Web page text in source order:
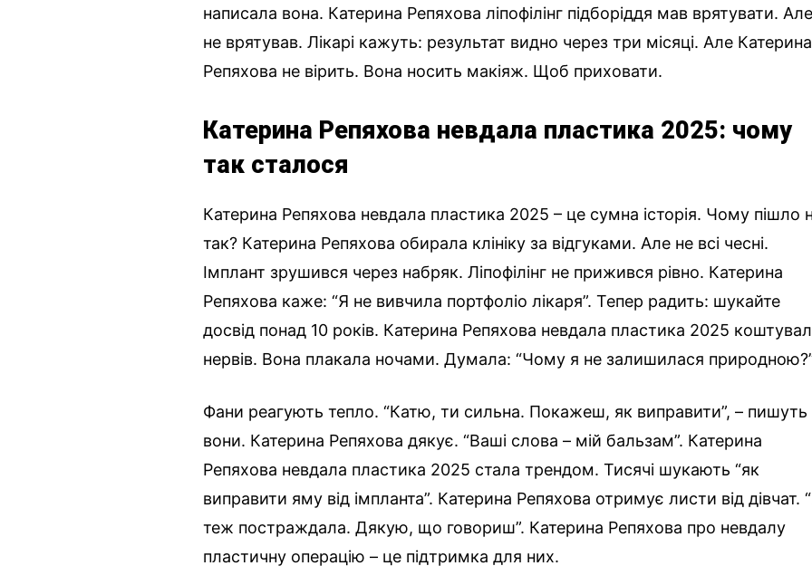
написала вона. Катерина Репяхова ліпофілінг підборіддя мав врятувати. Але
не врятував. Лікарі кажуть: результат видно через три місяці. Але Катерина
Репяхова не вірить. Вона носить макіяж. Щоб приховати.
Катерина Репяхова невдала пластика 2025: чому
так сталося
Катерина Репяхова невдала пластика 2025 – це сумна історія. Чому пішло
так? Катерина Репяхова обирала клініку за відгуками. Але не всі чесні.
Імплант зрушився через набряк. Ліпофілінг не прижився рівно. Катерина
Репяхова каже: “Я не вивчила портфоліо лікаря”. Тепер радить: шукайте
досвід понад 10 років. Катерина Репяхова невдала пластика 2025
нервів. Вона плакала ночами. Думала: “Чому я не залишилася
Фани реагують тепло. “Катю, ти сильна. Покажеш, як виправити”, – пишуть
вони. Катерина Репяхова дякує. “Ваші слова – мій бальзам”. Катерина
Репяхова невдала пластика 2025 стала трендом. Тисячі шукають “як
виправити яму від імпланта”. Катерина Репяхова отримує листи від дівчат.
теж постраждала. Дякую, що говориш”. Катерина Репяхова про невдалу
пластичну операцію – це підтримка для них.